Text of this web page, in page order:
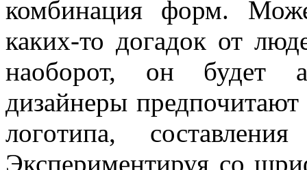
комбинация форм.
каких-то догадок от
наоборот, он будет
дизайнеры предпочитают
лoгoтипа,
Экспериментируя со